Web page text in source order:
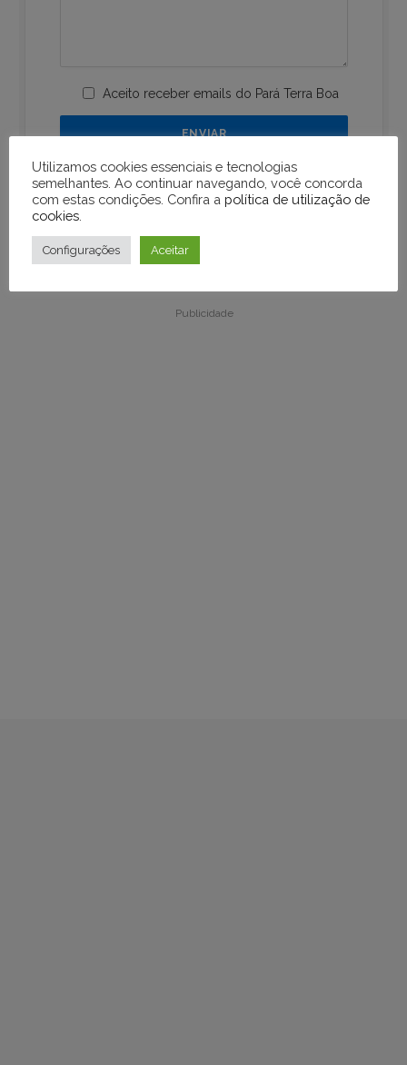
Aceito receber emails do Pará Terra Boa
Publicidade
Publicidade
Utilizamos cookies essenciais e tecnologias
semelhantes. Ao continuar navegando, você concorda
com estas condições. Confira a política de utilização de
cookies
Configurações Aceitar